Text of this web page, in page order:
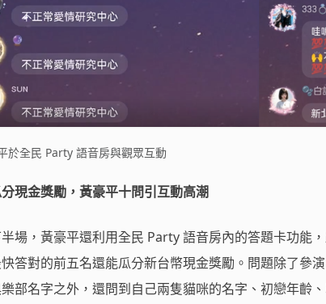
於全民 Party 語音房與觀眾互動
現金獎勵，黃豪平十問引互動高潮
場，黃豪平還利用全民 Party 語音房內的答題卡功能
答對的前五名還能瓜分新台幣現金獎勵。問題除了參
部名字之外，還問到自己兩隻貓咪的名字、初戀年齡